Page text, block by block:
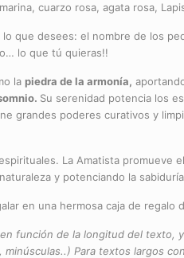
cuarzo rosa, agata rosa,
lo que desees: el nombre de los
lo que tú quieras!!
la piedra de la armonía,
Su serenidad potencia los
grandes poderes curativos y
La Amatista promueve
y potenciando la
en una hermosa caja de regalo
función de la longitud del texto,
minúsculas..) Para textos largos